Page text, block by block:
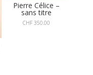
Pierre Célice –
sans titre
CHF350.00